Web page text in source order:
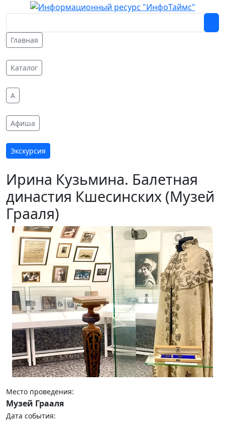
Главная
Каталог
A
Афиша
Экскурсия
Ирина Кузьмина. Балетная
династия Кшесинских (Музей
Грааля)
Место проведения:
Музей Грааля
Дата события: